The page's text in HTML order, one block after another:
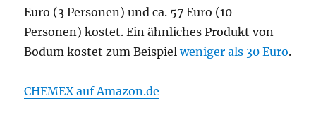
Euro (3 Personen) und ca. 57 Euro (10
Personen) kostet. Ein ähnliches Produkt von
Bodum kostet zum Beispielweniger als 30 Euro.
CHEMEX auf Amazon.de